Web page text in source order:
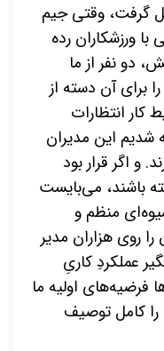
گرفت، وقتی جیم
ورزشکاران رده
دو نفر از ما
برای آن دسته از
کار انتظارات
شدیم این مدیران
و اگر قرار بود
باشند، می‌بایست
منظم و
روی هزاران مدیر
عملکردِ کاریِ
فرضیه‌های اولیه ما
را کامل توصیف